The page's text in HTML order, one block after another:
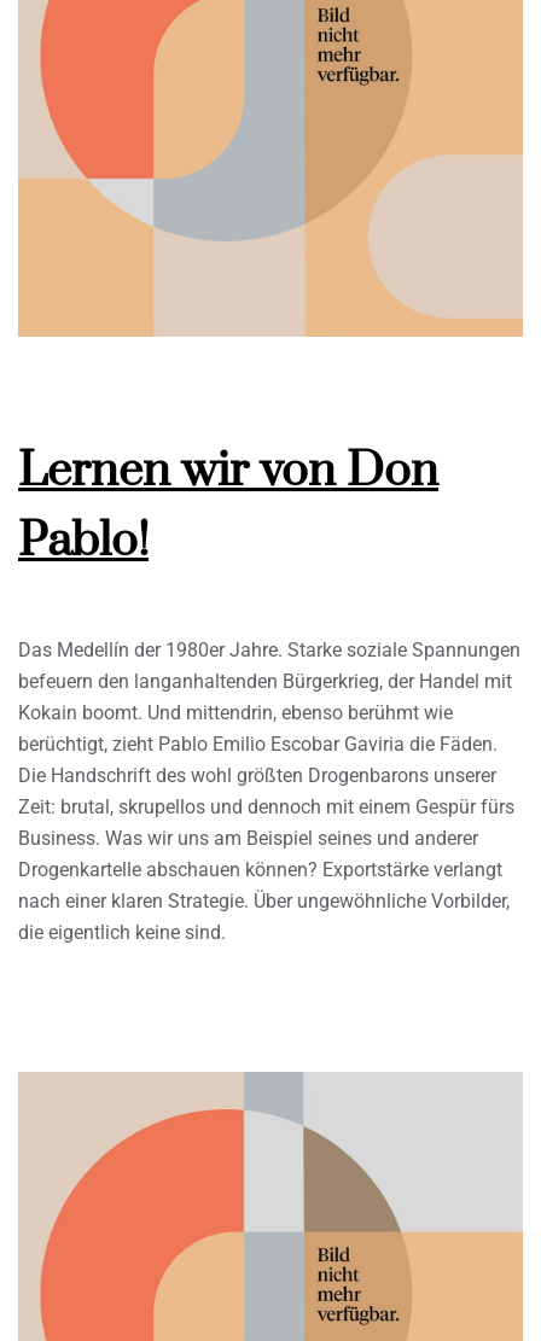
Lernen wir von Don
Pablo!
Das Medellín der 1980er Jahre. Starke soziale Spannungen
befeuern den langanhaltenden Bürgerkrieg, der Handel mit
Kokain boomt. Und mittendrin, ebenso berühmt wie
berüchtigt, zieht Pablo Emilio Escobar Gaviria die Fäden.
Die Handschrift des wohl größten Drogenbarons unserer
Zeit: brutal, skrupellos und dennoch mit einem Gespür fürs
Business. Was wir uns am Beispiel seines und anderer
Drogenkartelle abschauen können? Exportstärke verlangt
nach einer klaren Strategie. Über ungewöhnliche Vorbilder,
die eigentlich keine sind.